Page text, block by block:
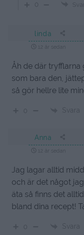
linda
12 år sedan
Åh de där
som bara den,
så gör hellre lite
Svara
Anna
12 år sedan
Jag lagar alltid
och är det något
äta så finns det
bland dina recept!
Svara